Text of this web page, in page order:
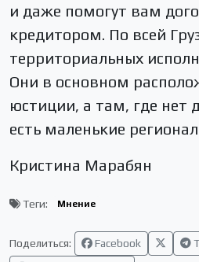
и даже помогут вам
кредитором. По всей
территориальных
Они в основном
юстиции, а там, где нет
есть маленькие
Кристина Марабян
Теги: Мнение
Поделиться: Facebook